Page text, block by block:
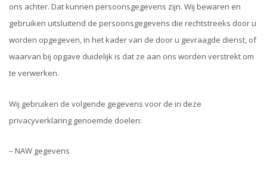
ons achter. Dat kunnen persoonsgegevens zijn. Wij bewaren en
gebruiken uitsluitend de persoonsgegevens die rechtstreeks door u
worden opgegeven, in het kader van de door u gevraagde dienst, of
waarvan bij opgave duidelijk is dat ze aan ons worden verstrekt om
te verwerken.
Wij gebruiken de volgende gegevens voor de in deze
privacyverklaring genoemde doelen:
– NAW gegevens